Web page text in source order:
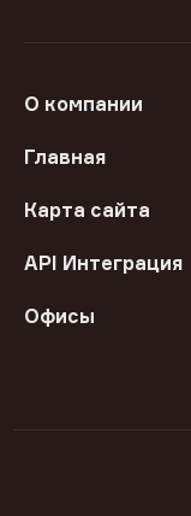
О компании
Главная
Карта сайта
API Интеграция
Офисы